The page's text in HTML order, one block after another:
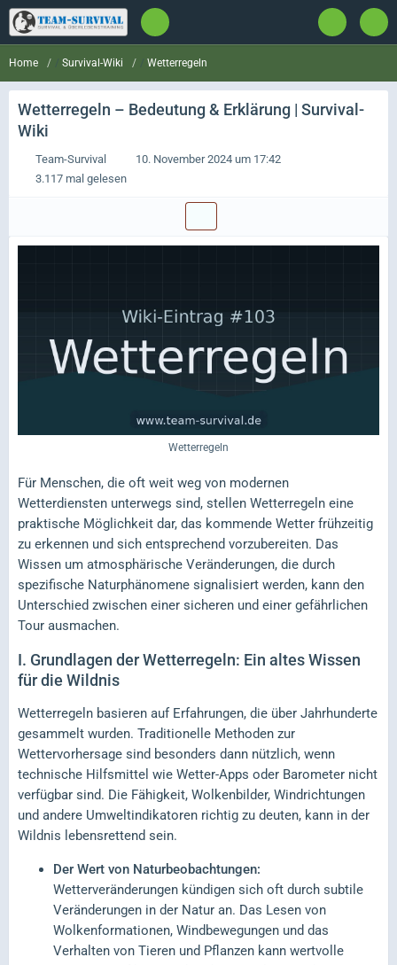
Home Survival-Wiki Wetterregeln
Wetterregeln – Bedeutung & Erklärung | Survival-
Wiki
Team-Survival
10. November 2024 um 17:42
3.117 mal gelesen
Wetterregeln
Für Menschen, die oft weit weg von modernen
Wetterdiensten unterwegs sind, stellen Wetterregeln eine
praktische Möglichkeit dar, das kommende Wetter frühzeitig
zu erkennen und sich entsprechend vorzubereiten. Das
Wissen um atmosphärische Veränderungen, die durch
spezifische Naturphänomene signalisiert werden, kann den
Unterschied zwischen einer sicheren und einer gefährlichen
Tour ausmachen.
I. Grundlagen der Wetterregeln: Ein altes Wissen
für die Wildnis
Wetterregeln basieren auf Erfahrungen, die über Jahrhunderte
gesammelt wurden. Traditionelle Methoden zur
Wettervorhersage sind besonders dann nützlich, wenn
technische Hilfsmittel wie Wetter-Apps oder Barometer nicht
verfügbar sind. Die Fähigkeit, Wolkenbilder, Windrichtungen
und andere Umweltindikatoren richtig zu deuten, kann in der
Wildnis lebensrettend sein.
Der Wert von Naturbeobachtungen:
Wetterveränderungen kündigen sich oft durch subtile
Veränderungen in der Natur an. Das Lesen von
Wolkenformationen, Windbewegungen und das
Verhalten von Tieren und Pflanzen kann wertvolle